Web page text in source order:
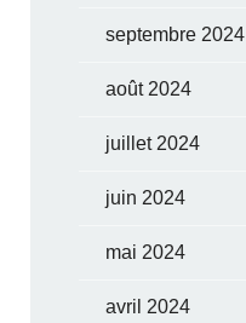
septembre 2024
août 2024
juillet 2024
juin 2024
mai 2024
avril 2024